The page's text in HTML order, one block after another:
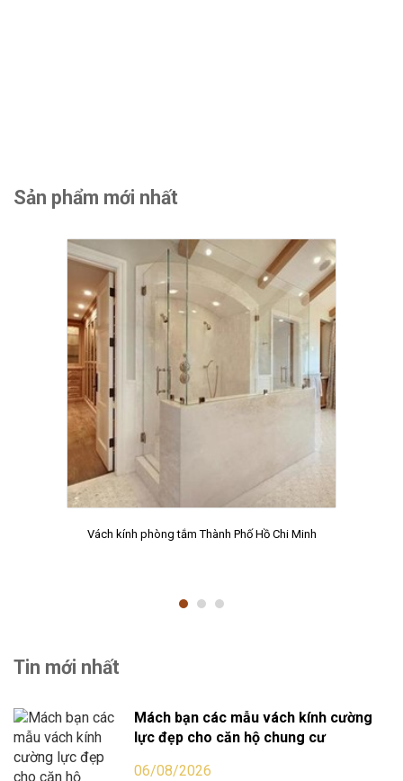
Sản phẩm mới nhất
Vách kính phòng tắm Thành Phố Hồ Chi Minh
Tin mới nhất
Mách bạn các mẫu vách kính cường
lực đẹp cho căn hộ chung cư
06/08/2026